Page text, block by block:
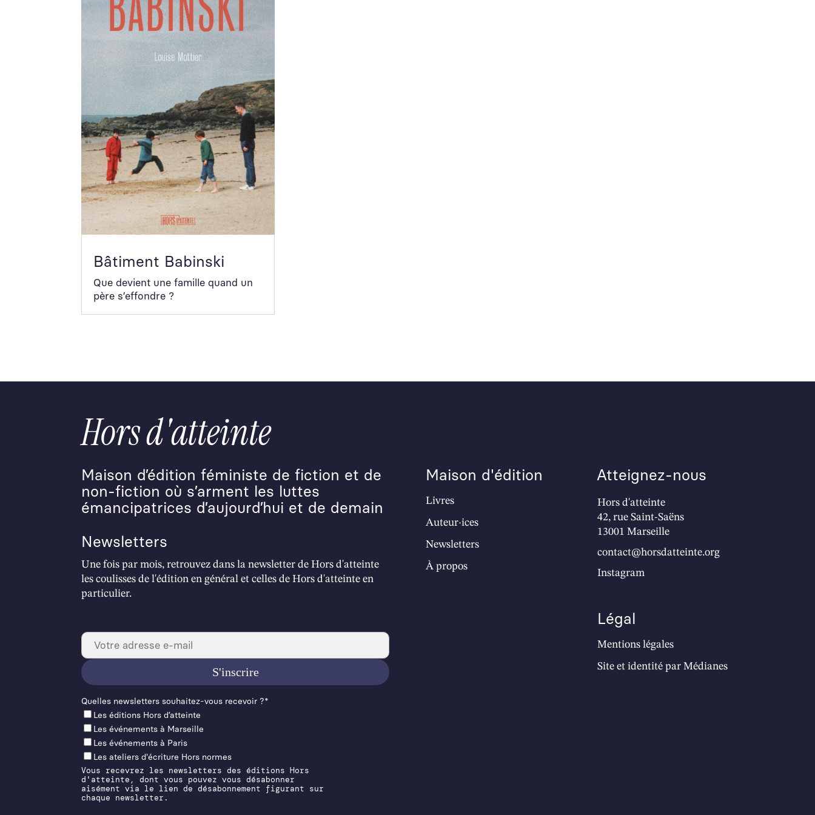
Bâtiment Babinski
Que devient une famille quand un
père s’effondre ?
Hors d'atteinte
Maison d’édition féministe de fiction et de
non-fiction où s’arment les luttes
émancipatrices d’aujourd’hui et de demain
Newsletters
Une fois par mois, retrouvez dans la newsletter de Hors d'atteinte
les coulisses de l'édition en général et celles de Hors d'atteinte en
particulier.
Quelles newslet­ters souhaitez-vous recevoir ?*
Les éditions Hors d’at­teinte
Les événements à Mar­seille
Les événements à Paris
Les ateliers d'écriture Hors normes
Vous recevrez les newsletters des éditions Hors
d'atteinte, dont vous pouvez vous désabonner
aisément via le lien de désabonnement figurant sur
chaque newsletter.
Maison d'édition
Livres
Auteur·ices
Newsletters
À propos
Atteignez-nous
Hors d'atteinte
42, rue Saint-Saëns
13001 Marseille
contact@horsdatteinte.org
Instagram
Légal
Mentions légales
Site et identité parMédianes